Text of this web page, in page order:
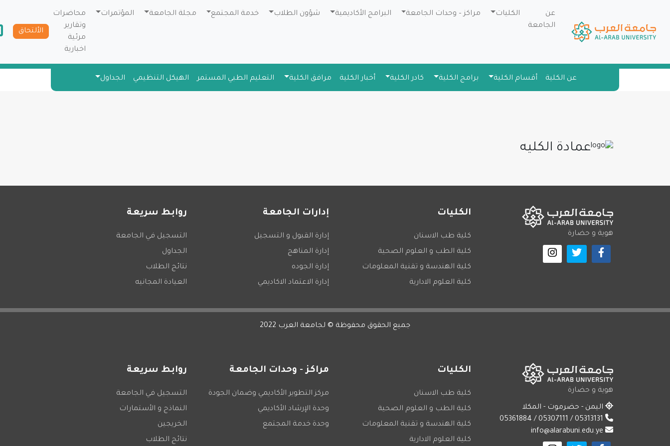
عن
الجامعة
الكليات مراكز – وحدات الجامعة البرامج الأكاديمية شؤون الطلاب خدمة المجتمع مجلة الجامعة المؤتمرات
محاضرات
وتقارير
مرئية
اخبارية
الألتحاق
عن الكلية أقسام الكلية برامج الكلية كادر الكلية أخبار الكلية مرافق الكلية التعليم الطبي المستمر الهيكل التنظيمي الجداول
عمادة الكليه
هوية و حضارة
الكليات
كلية طب الاسنان
كلية الطب و العلوم الصحية
كلية الهندسة و تقنية المعلومات
كلية العلوم الادارية
إدارات الجامعة
إدارة القبول و التسجيل
إدارة المناهج
إدارة الجوده
إدارة الاعتماد الاكاديمي
روابط سريعة
التسجيل في الجامعة
الجداول
نتائج الطلاب
العيادة المجانيه
جميع الحقوق محفوظة © لجامعة العرب 2022
هوية و حضارة
اليمن - حضرموت - المكلا
info@alarabuni.edu.ye
الكليات
كلية طب الاسنان
كلية الطب و العلوم الصحية
كلية الهندسة و تقنية المعلومات
كلية العلوم الادارية
مراكز - وحدات الجامعة
مركز التطوير الأكاديمي وضمان الجودة
وحدة الإرشاد الأكاديمي
وحدة خدمة المجتمع
روابط سريعة
التسجيل في الجامعة
النماذج و الأستمارات
الخريجين
نتائج الطلاب